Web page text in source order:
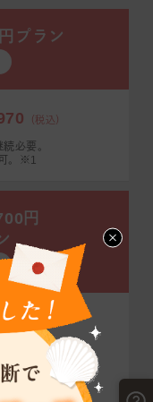
プラン
（税込）
必要。
。※1
円
（税込）
引き
プラン変更可。
円引き。※1